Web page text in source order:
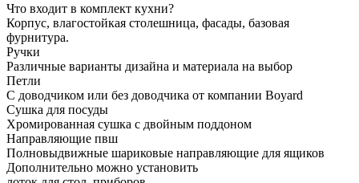
Что входит в комплект кухни?
Корпус, влагостойкая столешница, фасады, базовая
фурнитура.
Ручки
Различные варианты дизайна и материала на выбор
Петли
С доводчиком или без доводчика от компании Boyard
Сушка для посуды
Хромированная сушка с двойным поддоном
Направляющие пвш
Полновыдвижные шариковые направляющие для ящиков
Дополнительно можно установить